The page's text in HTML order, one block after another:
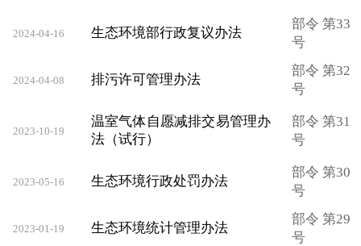
2024-04-16 生态环境部行政复议办法
部令 第33
号
2024-04-08 排污许可管理办法
部令 第32
号
2023-10-19
温室气体自愿减排交易管理办
法（试行）
部令 第31
号
2023-05-16 生态环境行政处罚办法
部令 第30
号
2023-01-19 生态环境统计管理办法
部令 第29
号